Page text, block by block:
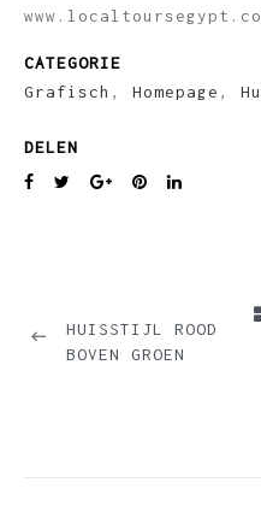
CATEGORIE
Grafisch , Homepage ,
DELEN
HUISSTIJL ROOD
BOVEN GROEN